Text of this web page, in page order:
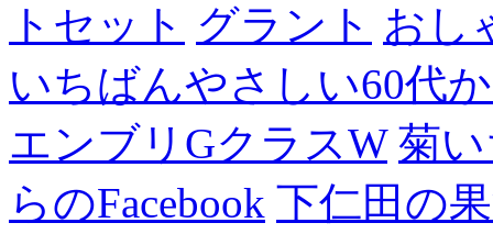
トセット グラント おし
いちばんやさしい60代
エンブリGクラスW 菊
らのFacebook 下仁田の